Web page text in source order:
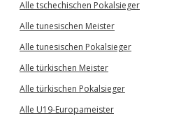
Alle tschechischen Pokalsieger
Alle tunesischen Meister
Alle tunesischen Pokalsieger
Alle türkischen Meister
Alle türkischen Pokalsieger
Alle U19-Europameister